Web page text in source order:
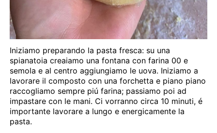
Iniziamo preparando la pasta fresca: su una
spianatoia creaiamo una fontana con farina 00 e
semola e al centro aggiungiamo le uova. Iniziamo a
lavorare il composto con una forchetta e piano piano
raccogliamo sempre piú farina; passiamo poi ad
impastare con le mani. Ci vorranno circa 10 minuti, é
importante lavorare a lungo e energicamente la
pasta.